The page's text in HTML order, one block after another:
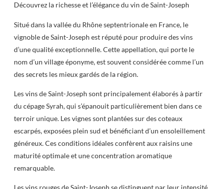
Découvrez la richesse et l’élégance du vin de Saint-Joseph
Situé dans la vallée du Rhône septentrionale en France, le
vignoble de Saint-Joseph est réputé pour produire des vins
d’une qualité exceptionnelle. Cette appellation, qui porte le
nom d’un village éponyme, est souvent considérée comme l’un
des secrets les mieux gardés de la région.
Les vins de Saint-Joseph sont principalement élaborés à partir
du cépage Syrah, qui s’épanouit particulièrement bien dans ce
terroir unique. Les vignes sont plantées sur des coteaux
escarpés, exposées plein sud et bénéficiant d’un ensoleillement
généreux. Ces conditions idéales confèrent aux raisins une
maturité optimale et une concentration aromatique
remarquable.